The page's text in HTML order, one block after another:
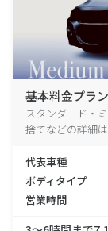
基本料金プラン
スタンダード・
捨てなどの詳細
代表車種
ボディタイプ
営業時間